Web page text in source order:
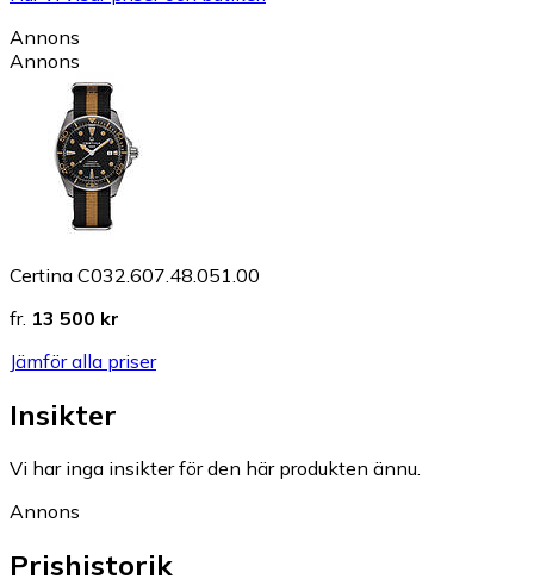
Annons
Annons
Certina C032.607.48.051.00
fr. 13 500 kr
Jämför alla priser
Insikter
Vi har inga insikter för den här produkten ännu.
Annons
Prishistorik